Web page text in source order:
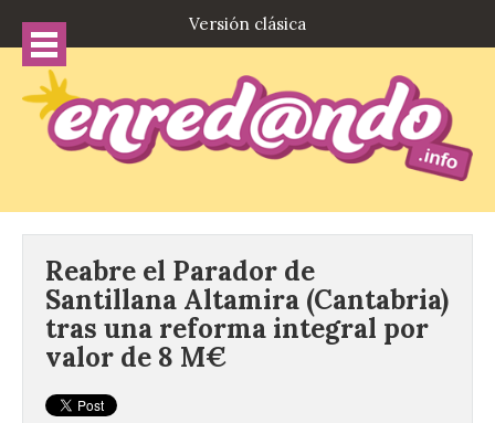
Versión clásica
Reabre el Parador de
Santillana Altamira (Cantabria)
tras una reforma integral por
valor de 8 M€